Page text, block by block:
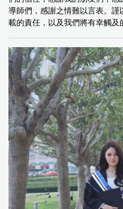
導師們，感謝之情難以言表。謹
載的責任，以及我們將有幸觸及